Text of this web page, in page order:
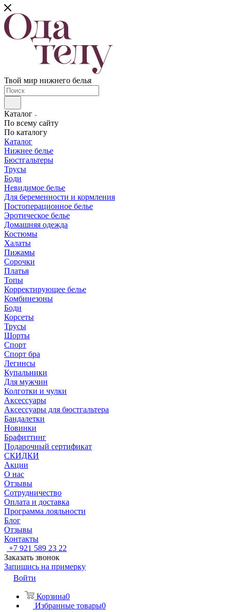
Твой мир нижнего белья
Каталог
По всему сайту
По каталогу
Каталог
Нижнее белье
Бюстгальтеры
Трусы
Боди
Невидимое белье
Для беременности и кормления
Постоперационное белье
Эротическое белье
Домашняя одежда
Костюмы
Халаты
Пижамы
Сорочки
Платья
Топы
Корректирующее белье
Комбинезоны
Боди
Корсеты
Трусы
Шорты
Спорт
Спорт бра
Легинсы
Купальники
Для мужчин
Колготки и чулки
Аксессуары
Аксессуары для бюстгальтера
Бандалетки
Новинки
Брафиттинг
Подарочный сертификат
СКИДКИ
Акции
О нас
Отзывы
Сотрудничество
Оплата и доставка
Программа лояльности
Блог
Отзывы
Контакты
+7 921 589 23 22
Заказать звонок
Запишись на примерку
Войти
Корзина0
Избранные товары0